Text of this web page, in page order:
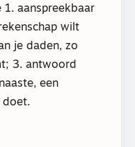
aanspreekbaar
wilt
je daden, zo
3. antwoord
een
doet.